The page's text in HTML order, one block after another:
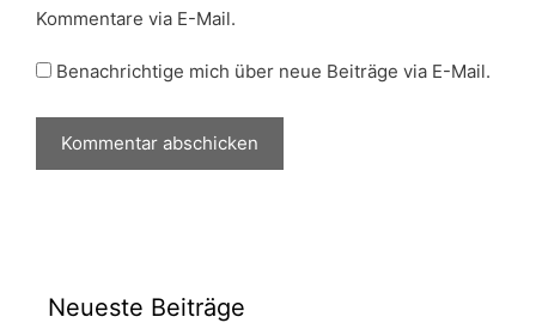
Kommentare via E-Mail.
Benachrichtige mich über neue Beiträge via E-Mail.
Neueste Beiträge